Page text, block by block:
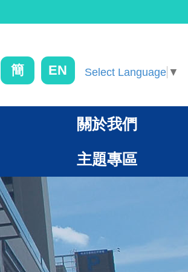
簡 EN Select Language ▼
關於我們
主題專區